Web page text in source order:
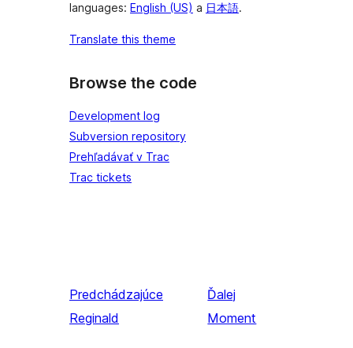
languages: English (US) a 日本語.
Translate this theme
Browse the code
Development log
Subversion repository
Prehľadávať v Trac
Trac tickets
Predchádzajúce
Reginald
Ďalej
Moment